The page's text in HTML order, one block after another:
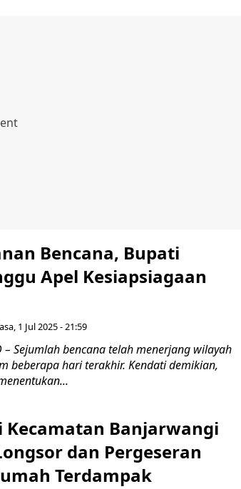
Bencana, Bupati
Apel Kesiapsiagaan
1 Jul 2025 - 21:59
– Sejumlah bencana telah menerjang wilayah
beberapa hari terakhir. Kendati demikian,
Kecamatan Banjarwangi
dan Pergeseran
Terdampak